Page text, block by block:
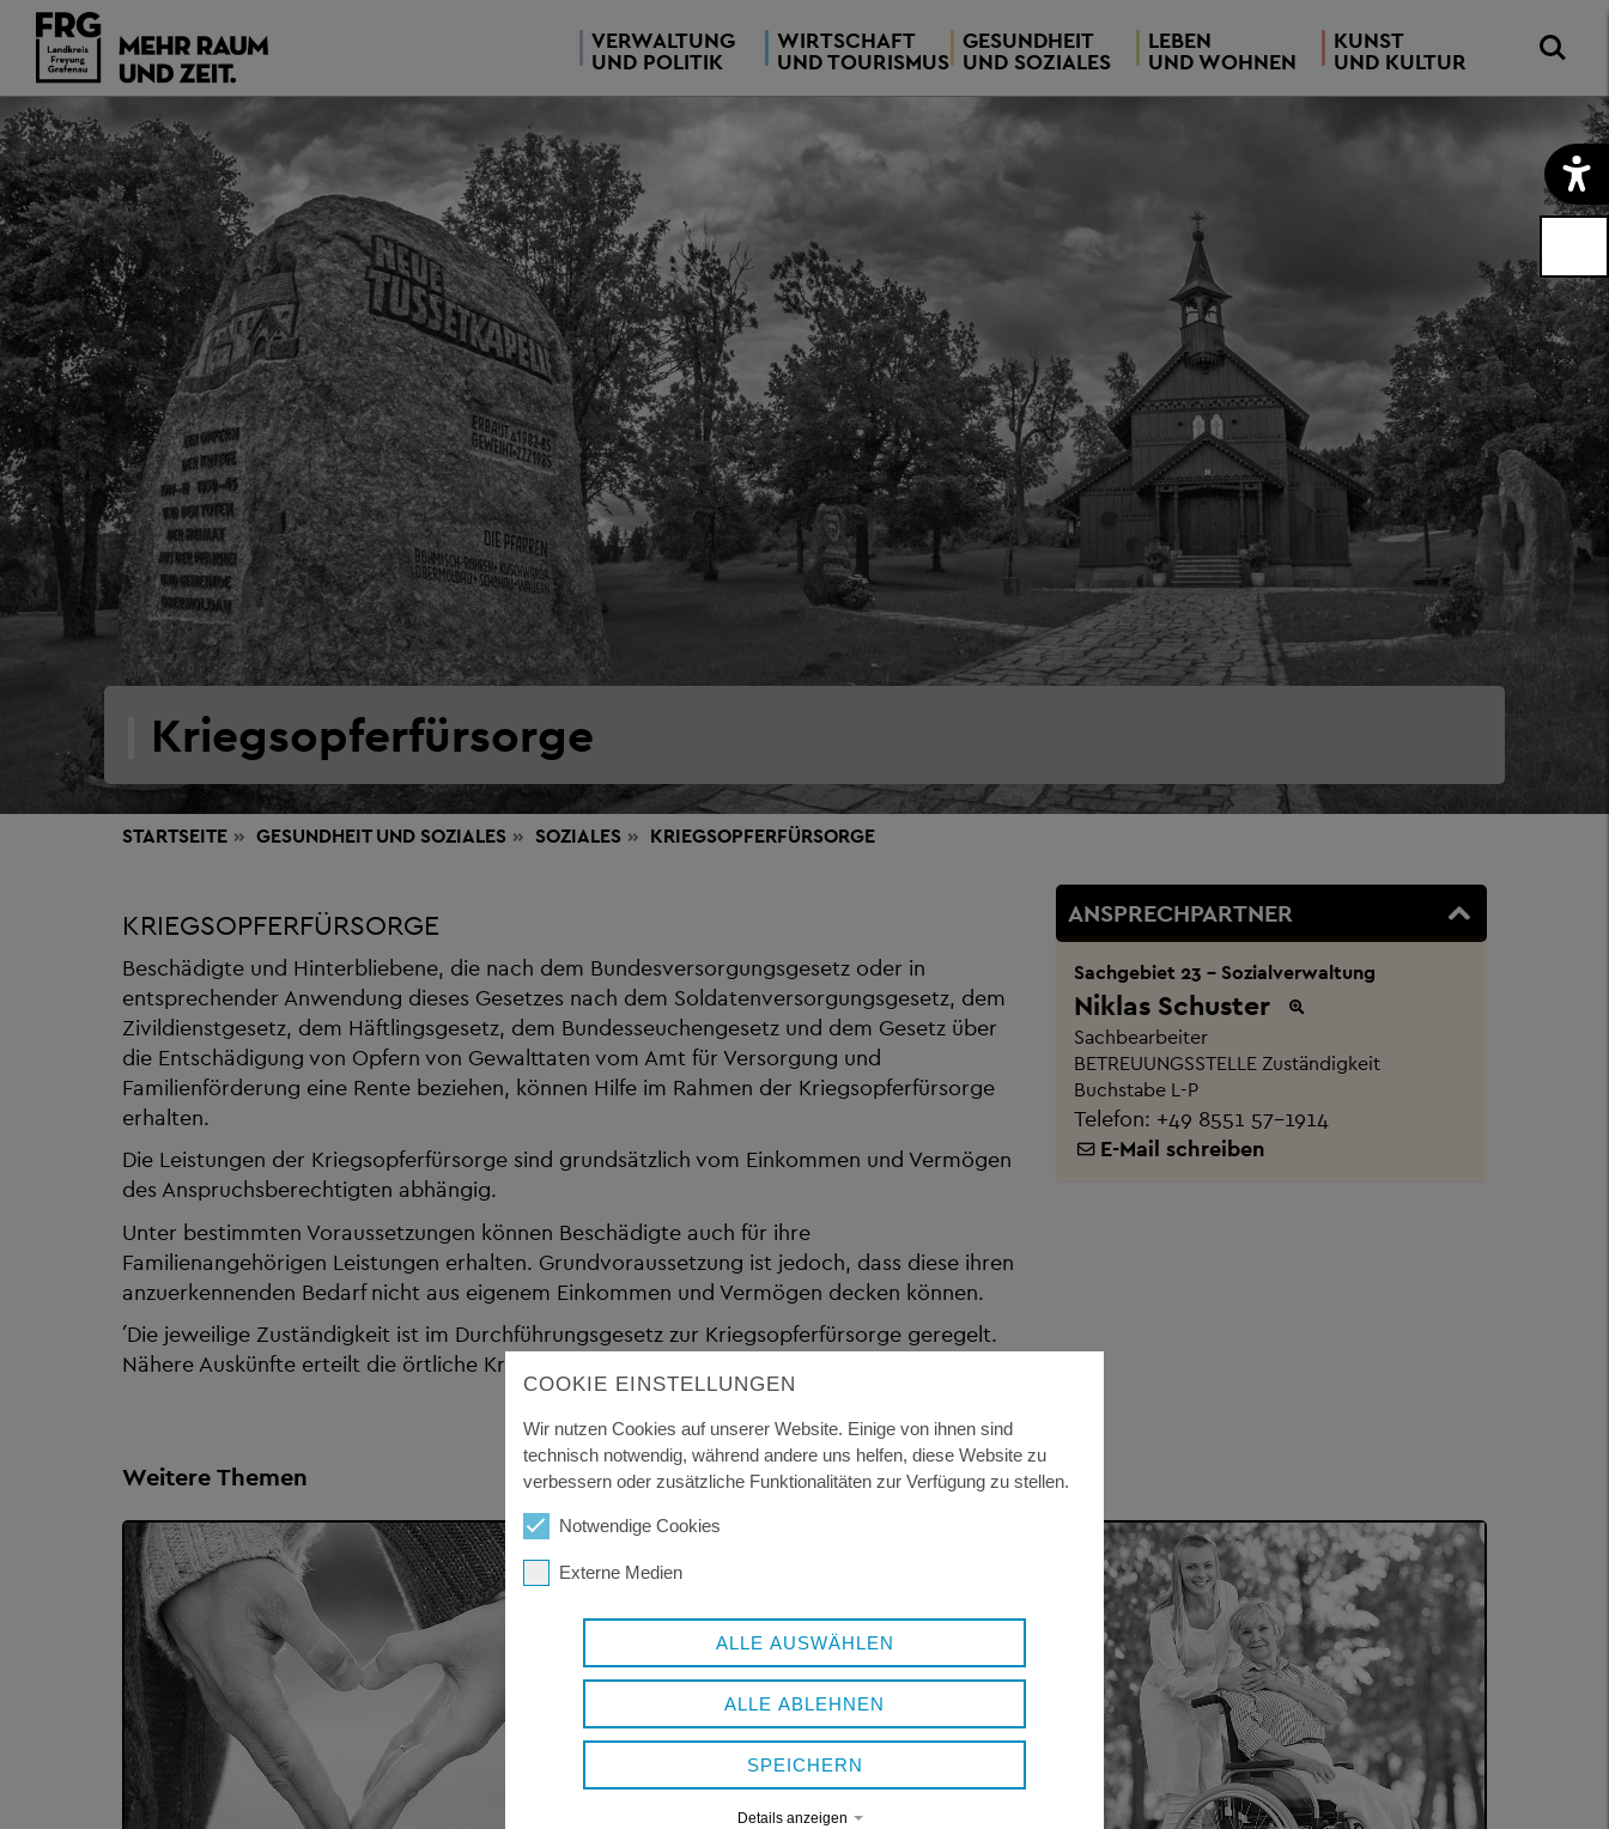
VERWALTUNG
UND POLITIK
WIRTSCHAFT
UND TOURISMUS
GESUNDHEIT
UND SOZIALES
LEBEN
UND WOHNEN
KUNST
UND KULTUR
Kriegsopferfürsorge
STARTSEITE GESUNDHEITUND SOZIALES SOZIALES KRIEGSOPFERFÜRSORGE
KRIEGSOPFERFÜRSORGE
Beschädigte und Hinterbliebene, die nach dem Bundesversorgungsgesetz oder in
entsprechender Anwendung dieses Gesetzes nach dem Soldatenversorgungsgesetz, dem
Zivildienstgesetz, dem Häftlingsgesetz, dem Bundesseuchengesetz und dem Gesetz über
die Entschädigung von Opfern von Gewalttaten vom Amt für Versorgung und
Familienförderung eine Rente beziehen, können Hilfe im Rahmen der Kriegsopferfürsorge
erhalten.
Die Leistungen der Kriegsopferfürsorge sind grundsätzlich vom Einkommen und Vermögen
des Anspruchsberechtigten abhängig.
Unter bestimmten Voraussetzungen können Beschädigte auch für ihre
Familienangehörigen Leistungen erhalten. Grundvoraussetzung ist jedoch, dass diese ihren
anzuerkennenden Bedarf nicht aus eigenem Einkommen und Vermögen decken können.
´Die jeweilige Zuständigkeit ist im Durchführungsgesetz zur Kriegsopferfürsorge geregelt.
Nähere Auskünfte erteilt die örtliche Kriegsopferfürsorgestelle.
ANSPRECHPARTNER
Sachgebiet 23 - Sozialverwaltung
Niklas Schuster
Sachbearbeiter
BETREUUNGSSTELLE Zuständigkeit
Buchstabe L-P
Telefon: +49 8551 57-1914
E-Mail schreiben
Weitere Themen
COOKIE EINSTELLUNGEN
Wir nutzen Cookies auf unserer Website. Einige von ihnen sind
technisch notwendig, während andere uns helfen, diese Website zu
verbessern oder zusätzliche Funktionalitäten zur Verfügung zu stellen.
Notwendige Cookies
Externe Medien
ALLE AUSWÄHLEN
ALLE ABLEHNEN
SPEICHERN
Details anzeigen